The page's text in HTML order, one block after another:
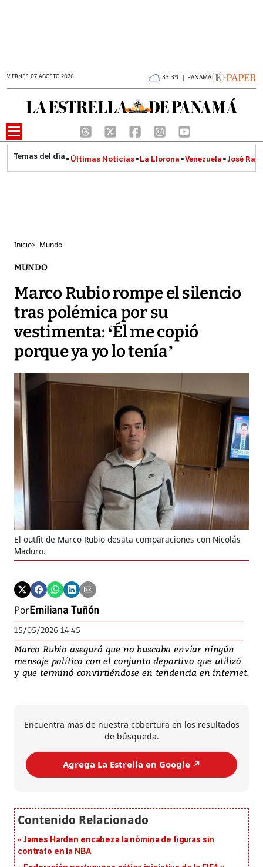
VIERNES 07 AGOSTO 2026 33.3°C | PANAMÁ
Últimas Noticias La Llorona Venezuela José
Inicio> Mundo
MUNDO
Marco Rubio rompe el silencio
tras polémica por su
vestimenta: ‘Él me copió
porque ya yo lo tenía’
El outfit de Marco Rubio desata comparaciones con Nicolás
Maduro.
PorEmiliana Tuñón
15/05/2026 14:45
Marco Rubio aseguró que no buscaba enviar ningún
mensaje político con el conjunto deportivo que utilizó
y que terminó convirtiéndose en tendencia en internet.
Encuentra más de nuestra cobertura en los resultados
de búsqueda.
Agrega La Estrella en Google ↗️
James Harden encabeza la nómina de figuras sin
contrato en la NBA